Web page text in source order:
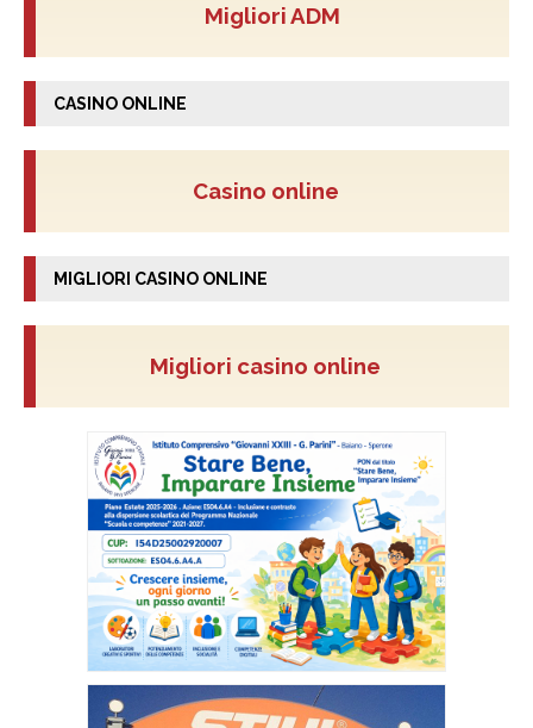
Migliori ADM
CASINO ONLINE
Casino online
MIGLIORI CASINO ONLINE
Migliori casino online